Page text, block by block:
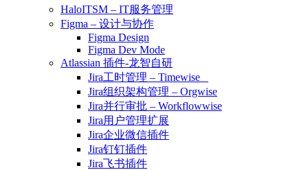
HaloITSM – IT服务管理
Figma – 设计与协作
Figma Design
Figma Dev Mode
Atlassian 插件-龙智自研
Jira工时管理 – Timewise
Jira组织架构管理 – Orgwise
Jira并行审批 – Workflowwise
Jira用户管理扩展
Jira企业微信插件
Jira钉钉插件
Jira飞书插件